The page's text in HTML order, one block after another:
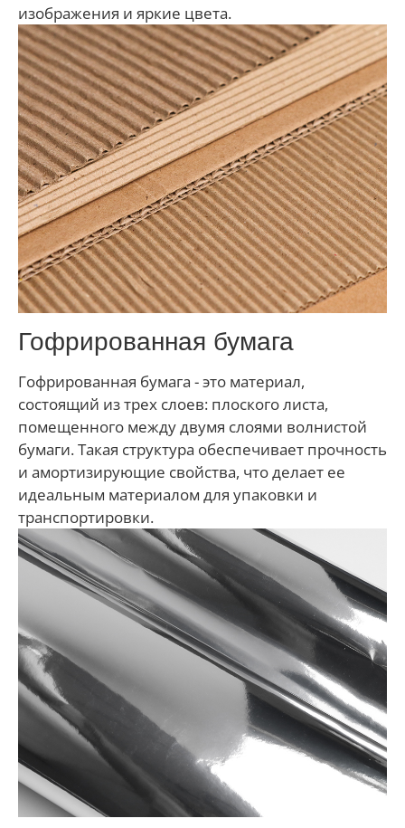
изображения и яркие цвета.
Гофрированная бумага
Гофрированная бумага - это материал,
состоящий из трех слоев: плоского листа,
помещенного между двумя слоями волнистой
бумаги. Такая структура обеспечивает прочность
и амортизирующие свойства, что делает ее
идеальным материалом для упаковки и
транспортировки.